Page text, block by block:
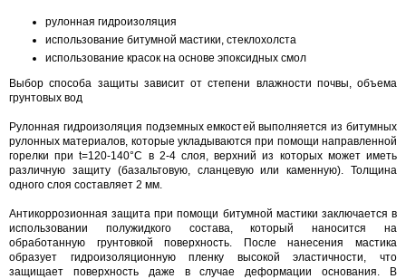
рулонная гидроизоляция
использование битумной мастики, стеклохолста
использование красок на основе эпоксидных смол
Выбор способа защиты зависит от степени влажности почвы, объема
грунтовых вод
Рулонная гидроизоляция подземных емкостей выполняется из битумных
рулонных материалов, которые укладываются при помощи направленной
горелки при t=120-140°C в 2-4 слоя, верхний из которых может иметь
различную защиту (базальтовую, сланцевую или каменную). Толщина
одного слоя составляет 2 мм.
Антикоррозионная защита при помощи битумной мастики заключается в
использовании полужидкого состава, который наносится на
обработанную грунтовкой поверхность. После нанесения мастика
образует гидроизоляционную пленку высокой эластичности, что
защищает поверхность даже в случае деформации основания. В